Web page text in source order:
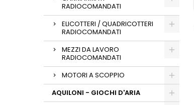
RADIOCOMANDATI
ELICOTTERI / QUADRICOTTERI
RADIOCOMANDATI
MEZZI DA LAVORO
RADIOCOMANDATI
MOTORI A SCOPPIO
AQUILONI - GIOCHI D'ARIA